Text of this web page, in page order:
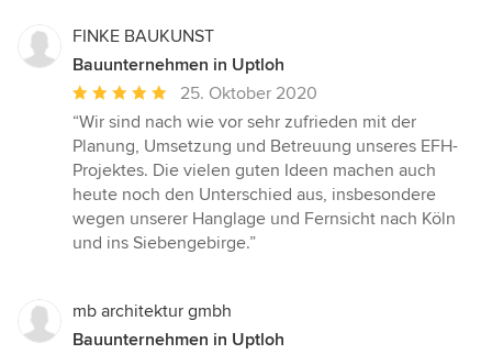
FINKE BAUKUNST
Bauunternehmen in Uptloh
Durchschnittliche
Bewertung:
5
von
5
Sternen
25. Oktober 2020
“Wir sind nach wie vor sehr zufrieden mit der
Planung, Umsetzung und Betreuung unseres EFH-
Projektes. Die vielen guten Ideen machen auch
heute noch den Unterschied aus, insbesondere
wegen unserer Hanglage und Fernsicht nach Köln
und ins Siebengebirge.”
mb architektur gmbh
Bauunternehmen in Uptloh